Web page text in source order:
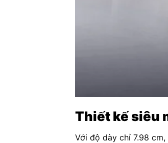
Thiết kế siêu
Với độ dày chỉ 7.98